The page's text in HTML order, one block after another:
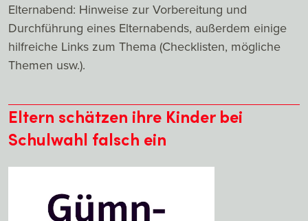
Elternabend: Hinweise zur Vorbereitung und
Durchführung eines Elternabends, außerdem einige
hilfreiche Links zum Thema (Checklisten, mögliche
Themen usw.).
Eltern schätzen ihre Kinder bei
Schulwahl falsch ein